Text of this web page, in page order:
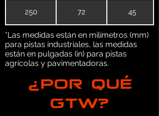
250 72 45
*Las medidas están en milímetros (mm)
para pistas industriales, las medidas
están en pulgadas (in) para pistas
agrícolas y pavimentadoras.
¿POR QUÉ
GTW?